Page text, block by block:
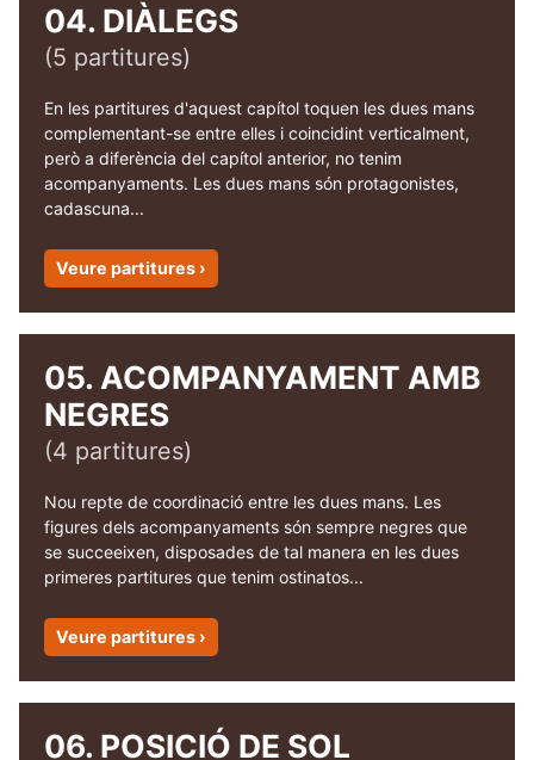
04. DIÀLEGS
(5 partitures)
En les partitures d'aquest capítol toquen les dues mans
complementant-se entre elles i coincidint verticalment,
però a diferència del capítol anterior, no tenim
acompanyaments. Les dues mans són protagonistes,
cadascuna...
Veure partitures ›
05. ACOMPANYAMENT AMB
NEGRES
(4 partitures)
Nou repte de coordinació entre les dues mans. Les
figures dels acompanyaments són sempre negres que
se succeeixen, disposades de tal manera en les dues
primeres partitures que tenim ostinatos...
Veure partitures ›
06. POSICIÓ DE SOL